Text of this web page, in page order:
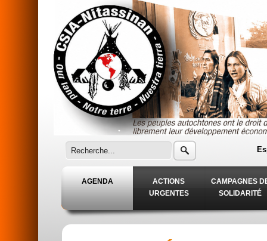
Aller au contenu principal
AGENDA
ACTIONS
URGENTES
CAMPAGNES
SOLIDARITÉ